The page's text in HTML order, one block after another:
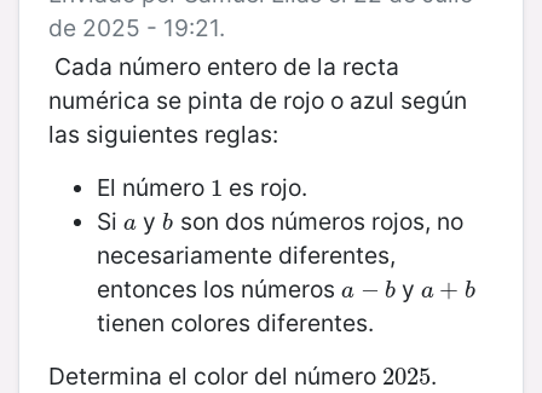
de 2025 - 19:21.
Cada número entero de la recta
numérica se pinta de rojo o azul según
las siguientes reglas:
El número 1
1 es rojo.
Si a
a yb
b son dos números rojos, no
necesariamente diferentes,
entonces los números a − b
a −b y a + b
a+b
tienen colores diferentes.
Determina el color del número 2025
2025.